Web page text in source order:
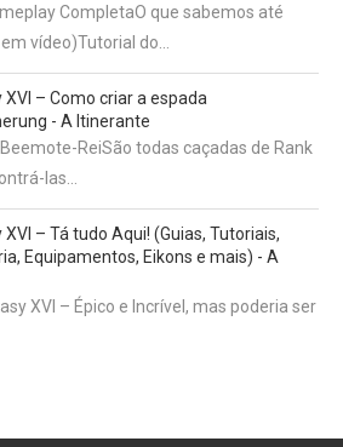
CompletaO que sabemos até
vídeo)Tutorial do…
XVI – Como criar a espada
- A Itinerante
ReiSão todas caçadas de Rank
las…
XVI – Tá tudo Aqui! (Guias, Tutoriais,
Equipamentos, Eikons e mais) - A
XVI – Épico e Incrível, mas poderia ser